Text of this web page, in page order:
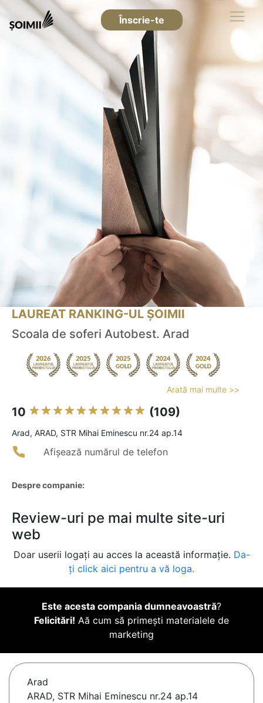
Înscrie-te
LAUREAT RANKING-UL ȘOIMII
Scoala de soferi Autobest. Arad
Arată mai multe >>
10 (109)
Arad, ARAD, STR Mihai Eminescu nr.24 ap.14
Afișează numărul de telefon
Despre companie:
Review-uri pe mai multe site-uri
web
Doar userii logați au acces la această informație. Da-
ți click aici pentru a vă loga.
Este acesta compania dumneavoastră?
Felicitări! Aă cum să primești materialele de
marketing
Arad
ARAD, STR Mihai Eminescu nr.24 ap.14